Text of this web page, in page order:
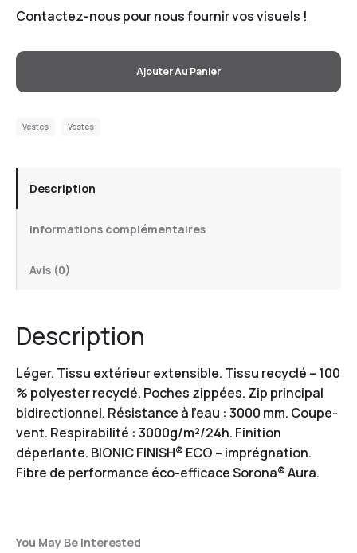
Contactez-nous pour nous fournir vos visuels !
Ajouter Au Panier
Vestes Vestes
Description
Informations complémentaires
Avis (0)
Description
Léger. Tissu extérieur extensible. Tissu recyclé – 100
% polyester recyclé. Poches zippées. Zip principal
bidirectionnel. Résistance à l’eau : 3000 mm. Coupe-
vent. Respirabilité : 3000g/m²/24h. Finition
déperlante. BIONIC FINISH® ECO – imprégnation.
Fibre de performance éco-efficace Sorona® Aura.
You May Be Interested